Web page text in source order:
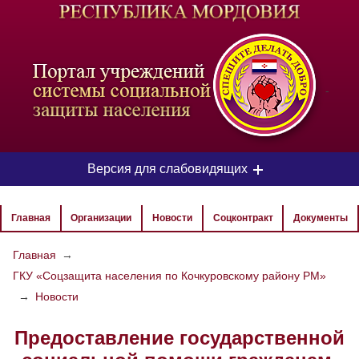
-
Версия для слабовидящих
ЦВЕТОВАЯ СХЕМА
РАЗМЕР ТЕКСТА
ИЗОБРАЖЕНИЯ
Главная Организации Новости Соцконтракт Документы
Главная
→
ГКУ «Соцзащита населения по Кочкуровскому району РМ»
→
Новости
Предоставление государственной